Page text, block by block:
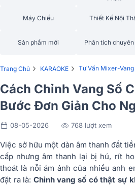
Máy Chiếu Thiết Kế Nội
Sản phẩm mới Phân tích chuyên
Trang Chủ › KARAOKE › Tư Vấn Mixer-Vang
Cách Chỉnh Vang Số
Bước Đơn Giản Cho
08-05-2026 768 lượt xem
Việc sở hữu một dàn âm thanh đắt
cấp nhưng âm thanh lại bị hú, rít
thoát là nỗi ám ảnh của nhiều anh
đặt ra là: Chỉnh vang số có thật sự